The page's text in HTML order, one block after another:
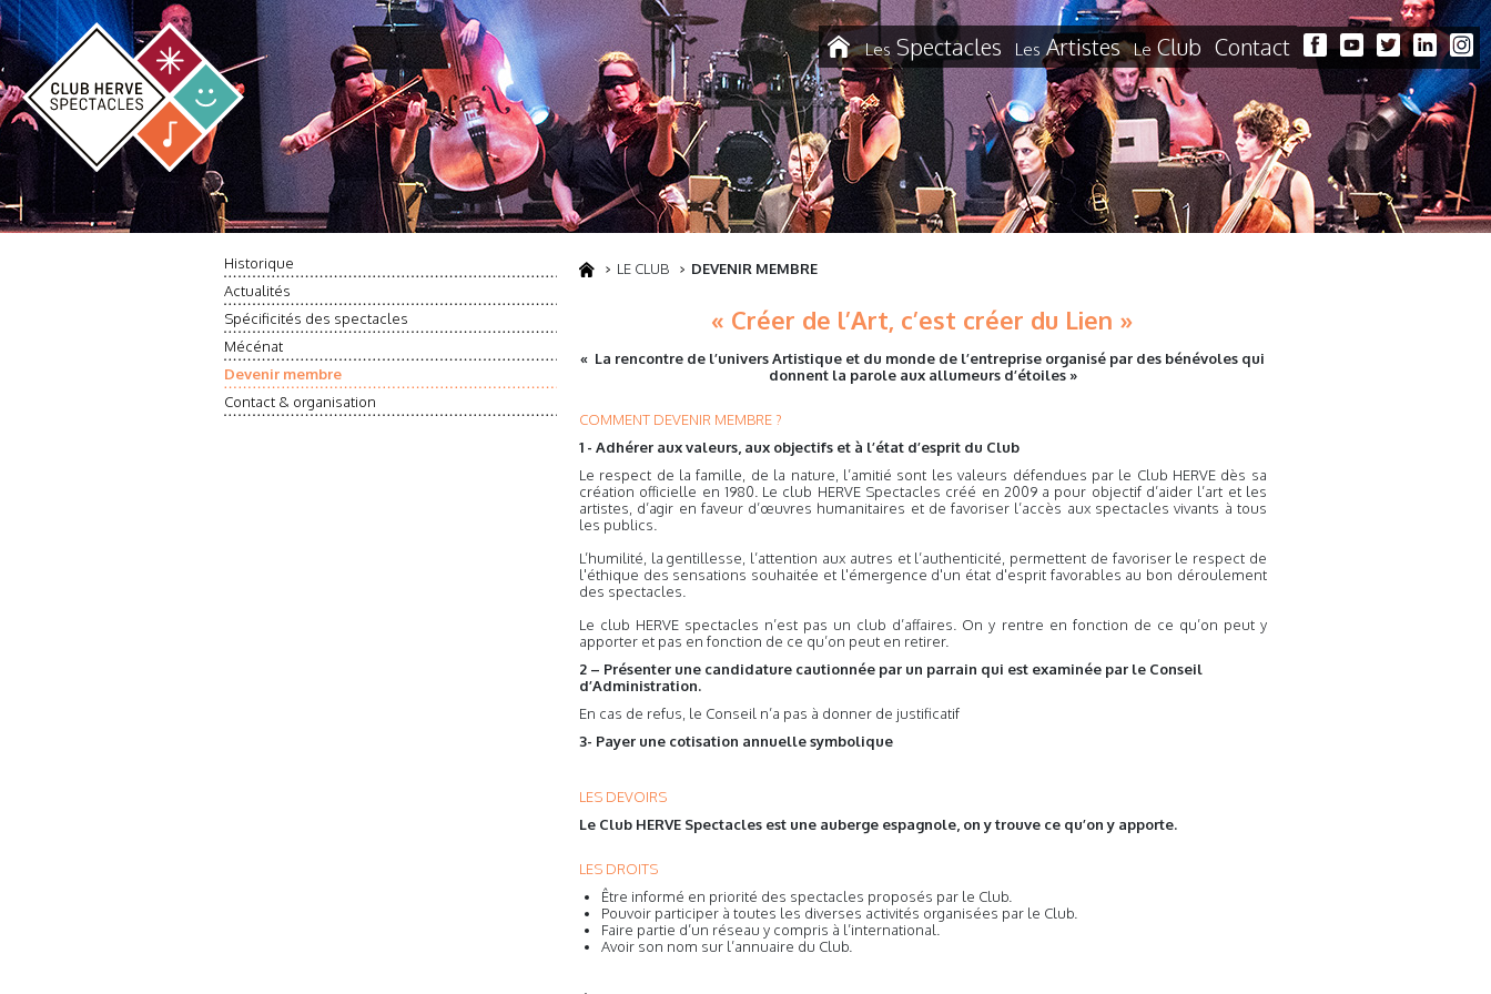
Les Spectacles Les Artistes Le Club Contact
Historique
Actualités
Spécificités des spectacles
Mécénat
Devenir membre
Contact & organisation
LE CLUB DEVENIR MEMBRE
« Créer de l’Art, c’est créer du Lien »
« La rencontre de l’univers Artistique et du monde de l’entreprise organisé par des bénévoles qui
donnent la parole aux allumeurs d’étoiles »
COMMENT DEVENIR MEMBRE ?
1 - Adhérer aux valeurs, aux objectifs et à l’état d’esprit du Club
Le respect de la famille, de la nature, l’amitié sont les valeurs défendues par le Club HERVE dès sa
création officielle en 1980. Le club HERVE Spectacles créé en 2009 a pour objectif d’aider l’art et les
artistes, d’agir en faveur d’œuvres humanitaires et de favoriser l’accès aux spectacles vivants à tous
les publics.
L’humilité, la gentillesse, l’attention aux autres et l’authenticité, permettent de favoriser le respect de
l'éthique des sensations souhaitée et l'émergence d'un état d'esprit favorables au bon déroulement
des spectacles.
Le club HERVE spectacles n’est pas un club d’affaires. On y rentre en fonction de ce qu’on peut y
apporter et pas en fonction de ce qu’on peut en retirer.
2 – Présenter une candidature cautionnée par un parrain qui est examinée par le Conseil
d’Administration.
En cas de refus, le Conseil n’a pas à donner de justificatif
3- Payer une cotisation annuelle symbolique
LES DEVOIRS
Le Club HERVE Spectacles est une auberge espagnole, on y trouve ce qu’on y apporte.
LES DROITS
Être informé en priorité des spectacles proposés par le Club.
Pouvoir participer à toutes les diverses activités organisées par le Club.
Faire partie d’un réseau y compris à l’international.
Avoir son nom sur l’annuaire du Club.